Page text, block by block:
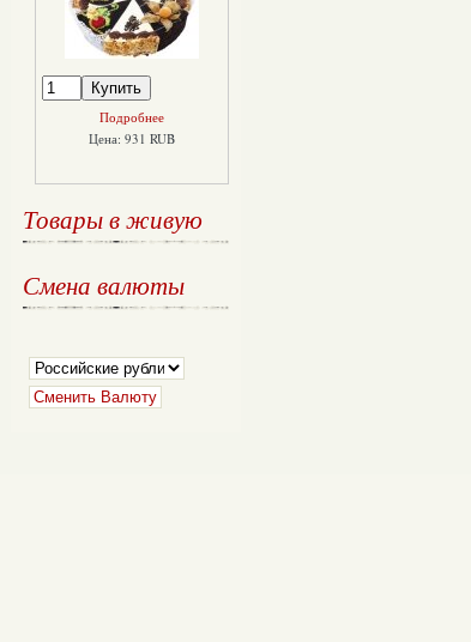
Подробнее
Цена: 931 RUB
Товарыв живую
Смена валюты